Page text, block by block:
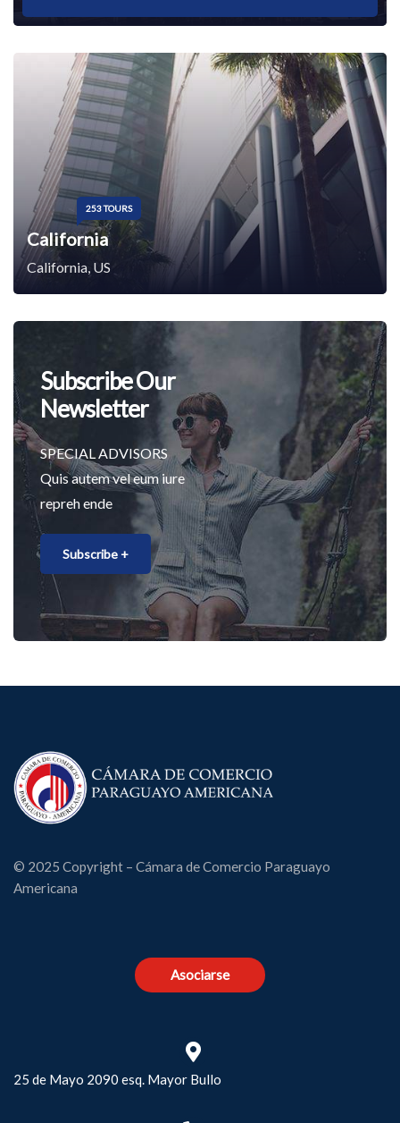
253 TOURS
California
California, US
Subscribe Our
Newsletter
SPECIAL ADVISORS
Quis autem vel eum iure
repreh ende
Subscribe +
© 2025 Copyright – Cámara de Comercio Paraguayo
Americana
Asociarse
25 de Mayo 2090 esq. Mayor Bullo